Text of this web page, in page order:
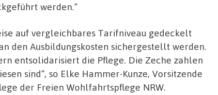
werden.“
auf vergleichbares Tarifniveau gedeckelt
den Ausbildungskosten sichergestellt werden.
entsolidarisiert die Pflege. Die Zeche zahlen
sind“, so Elke Hammer-Kunze, Vorsitzende
der Freien Wohlfahrtspflege NRW.